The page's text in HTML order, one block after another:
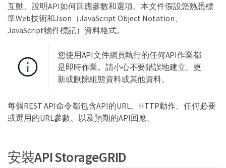
互動、說明API如何回應參數和選項。本文件假設您熟悉標
準Web技術和Json（JavaScript Object Notation、
JavaScript物件標記）資料格式。
您使用API文件網頁執行的任何API作業都
是即時作業。請小心不要錯誤地建立、更
新或刪除組態資料或其他資料。
每個REST API命令都包含API的URL、HTTP動作、任何必要
或選用的URL參數、以及預期的API回應。
安裝API StorageGRID